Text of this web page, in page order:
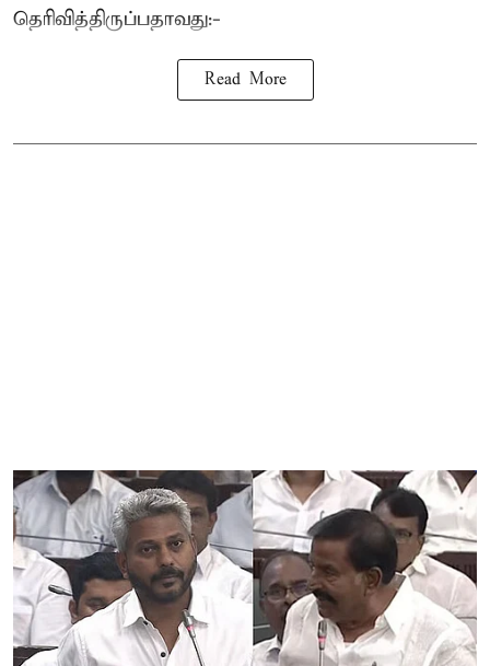
தெரிவித்திருப்பதாவது:-
Read More